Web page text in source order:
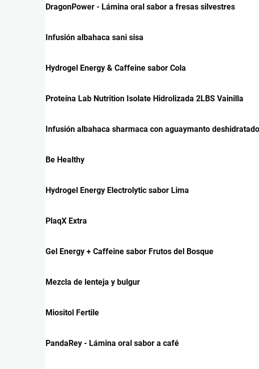
DragonPower - Lámina oral sabor a fresas silvestres
Infusión albahaca sani sisa
Hydrogel Energy & Caffeine sabor Cola
Proteína Lab Nutrition Isolate Hidrolizada 2LBS Vainilla
Infusión albahaca sharmaca con aguaymanto deshidratado
Be Healthy
Hydrogel Energy Electrolytic sabor Lima
PlaqX Extra
Gel Energy + Caffeine sabor Frutos del Bosque
Mezcla de lenteja y bulgur
Miositol Fertile
PandaRey - Lámina oral sabor a café